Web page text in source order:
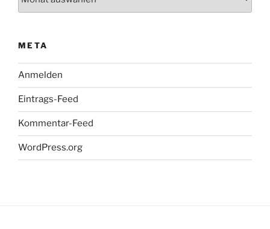
META
Anmelden
Eintrags-Feed
Kommentar-Feed
WordPress.org